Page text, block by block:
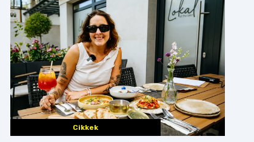
Cikkek